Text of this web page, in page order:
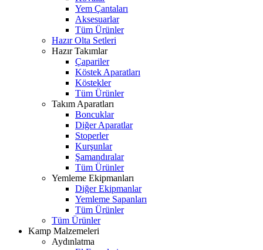
Yem Çantaları
Aksesuarlar
Tüm Ürünler
Hazır Olta Setleri
Hazır Takımlar
Çapariler
Köstek Aparatları
Köstekler
Tüm Ürünler
Takım Aparatları
Boncuklar
Diğer Aparatlar
Stoperler
Kurşunlar
Şamandıralar
Tüm Ürünler
Yemleme Ekipmanları
Diğer Ekipmanlar
Yemleme Sapanları
Tüm Ürünler
Tüm Ürünler
Kamp Malzemeleri
Aydınlatma